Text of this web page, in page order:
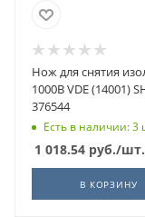
Нож для снятия
1000В VDE (14001)
376544
Есть в наличии: 3
1 018.54 руб./шт.
В КОРЗИНУ